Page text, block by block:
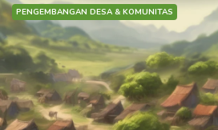
PENGEMBANGAN DESA & KOMUNITAS